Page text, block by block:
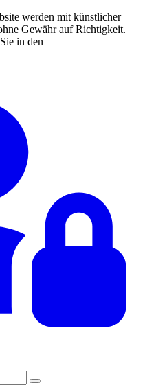
werden mit künstlicher
Gewähr auf Richtigkeit.
in den